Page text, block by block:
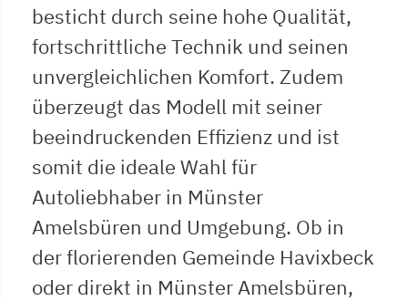
besticht durch seine hohe Qualität,
fortschrittliche Technik und seinen
unvergleichlichen Komfort. Zudem
überzeugt das Modell mit seiner
beeindruckenden Effizienz und ist
somit die ideale Wahl für
Autoliebhaber in Münster
Amelsbüren und Umgebung. Ob in
der florierenden Gemeinde Havixbeck
oder direkt in Münster Amelsbüren,